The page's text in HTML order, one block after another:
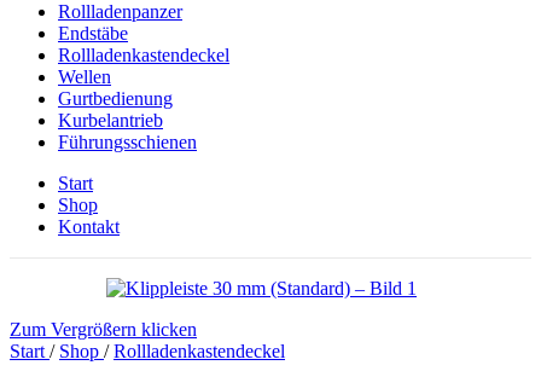
Rollladenpanzer
Endstäbe
Rollladenkastendeckel
Wellen
Gurtbedienung
Kurbelantrieb
Führungsschienen
Start
Shop
Kontakt
Zum Vergrößern klicken
Start / Shop / Rollladenkastendeckel